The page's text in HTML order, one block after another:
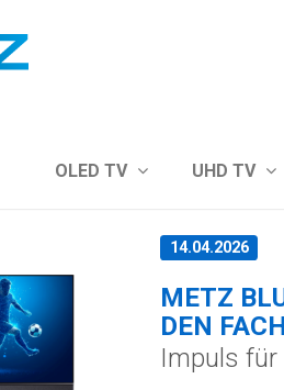
OLED TV UHD TV
14.04.2026
METZ
EN
Impuls für